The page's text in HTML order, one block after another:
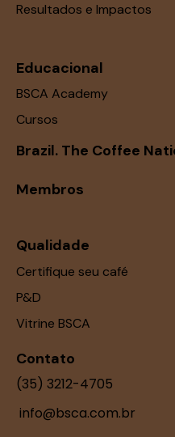
Resultados e Impactos
Educacional
BSCA Academy
Cursos
Brazil. The Coffee
Membros
Qualidade
Certifique seu café
P&D
Vitrine BSCA
Contato
(35) 3212-4705
info@bsca.com.br